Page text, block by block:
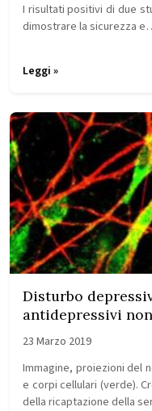
I risultati positivi di due
dimostrare la sicurezza
Leggi »
Disturbo
antidepressivi
23 Marzo 2019
Immagine, proiezioni del
e corpi cellulari (verde).
della ricaptazione della